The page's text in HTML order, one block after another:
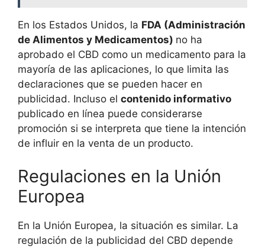
En los Estados Unidos, la FDA (Administración
de Alimentos y Medicamentos) no ha
aprobado el CBD como un medicamento para la
mayoría de las aplicaciones, lo que limita las
declaraciones que se pueden hacer en
publicidad. Incluso el contenido informativo
publicado en línea puede considerarse
promoción si se interpreta que tiene la intención
de influir en la venta de un producto.
Regulaciones en la Unión
Europea
En la Unión Europea, la situación es similar. La
regulación de la publicidad del CBD depende